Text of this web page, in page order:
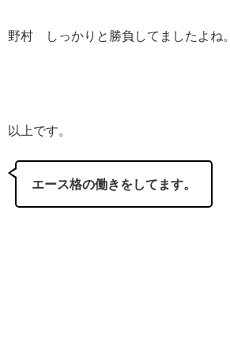
野村 しっかりと勝負してましたよね。
以上です。
エース格の働きをしてます。